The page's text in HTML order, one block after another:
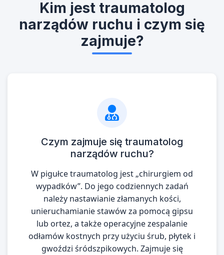
Kim jest traumatolog
narządów ruchu i czym się
zajmuje?
Czym zajmuje się traumatolog
narządów ruchu?
W pigułce traumatolog jest „chirurgiem od
wypadków”. Do jego codziennych zadań
należy nastawianie złamanych kości,
unieruchamianie stawów za pomocą gipsu
lub ortez, a także operacyjne zespalanie
odłamów kostnych przy użyciu śrub, płytek i
gwoździ śródszpikowych. Zajmuje się